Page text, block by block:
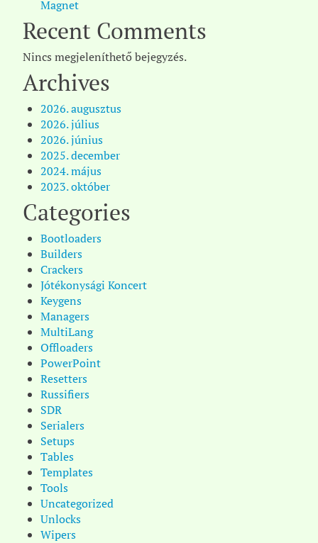
Magnet
Recent Comments
Nincs megjeleníthető bejegyzés.
Archives
2026. augusztus
2026. július
2026. június
2025. december
2024. május
2023. október
Categories
Bootloaders
Builders
Crackers
Jótékonysági Koncert
Keygens
Managers
MultiLang
Offloaders
PowerPoint
Resetters
Russifiers
SDR
Serialers
Setups
Tables
Templates
Tools
Uncategorized
Unlocks
Wipers